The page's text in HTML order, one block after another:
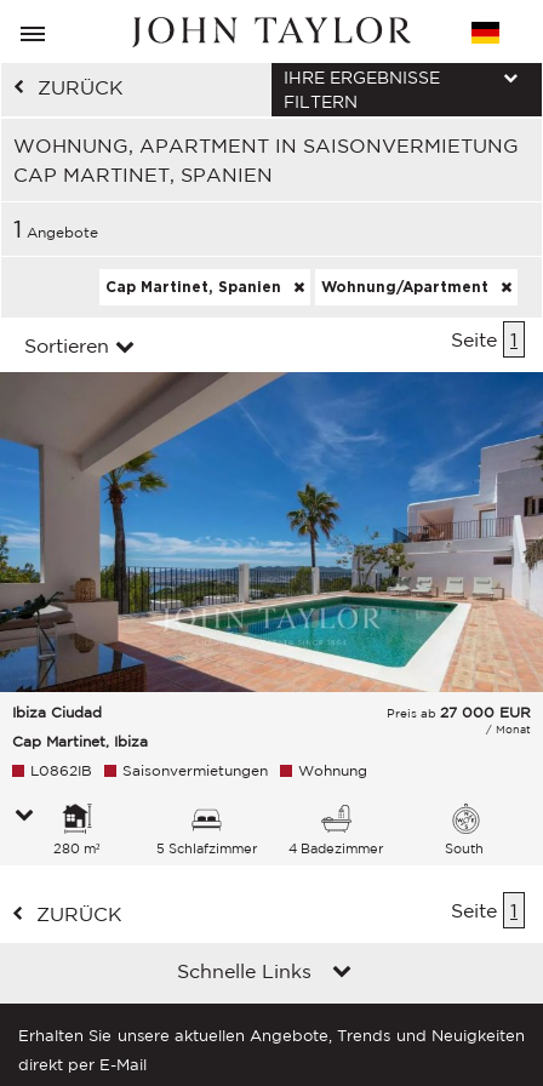
ZURÜCK
WOHNUNG, APARTMENT IN SAISONVERMIETUNG
CAP MARTINET, SPANIEN
IHRE ERGEBNISSE
FILTERN
1 Angebote
Cap Martinet, Spanien Wohnung/Apartment
Sortieren Seite 1
Ibiza Ciudad
Cap Martinet, Ibiza
Preis ab 27 000 EUR
/ Monat
L0862IB Saisonvermietungen Wohnung
280 m² 5 Schlafzimmer 4 Badezimmer South
ZURÜCK Seite 1
Schnelle Links
Erhalten Sie unsere aktuellen Angebote, Trends und Neuigkeiten
direkt per E-Mail